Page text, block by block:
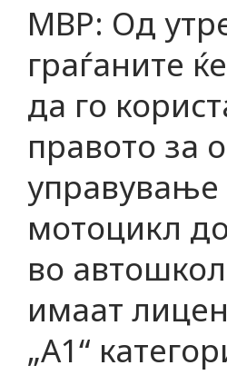
МВР: Од
граѓаните
да го
правото за
управување
мотоцикл
во
имаат
„А1“